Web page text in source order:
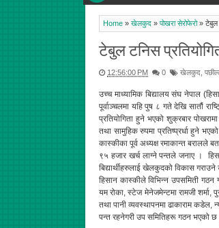
Home » खेलकुद » पोखरा सेरोफेरो » टेबुल
टेबुल टनिस
12:56:00 PM 0 खेलकुद
उच्च माध्यामिक बिद्यालय संघ नेपाल
पूर्वाञ्चलमा यहि पुष ८ गते देखि सातौं
प्रतियोगिता हुने भएको शुक्रबार
तथा सामुहिक रुपमा प्रतिष्प्रर्धा हुने
कास्कीका पूर्व अध्यक्ष रमाकान्त बरालले
९५ हजार खर्च लाग्ने पन्तले जनाए ।
बिद्यार्थीहरुलाई खेलकुदको विकास
हिसान कास्कीले विभिन्न उपसमिती
यम रोका, स्टेज मेनेजमेन्टमा रामजी शर्मा,
तथा पानी व्यवस्थापनमा ढाकाराम कडेल,
पन्त रहनेगरी उप समितिहरू गठन भएको छ